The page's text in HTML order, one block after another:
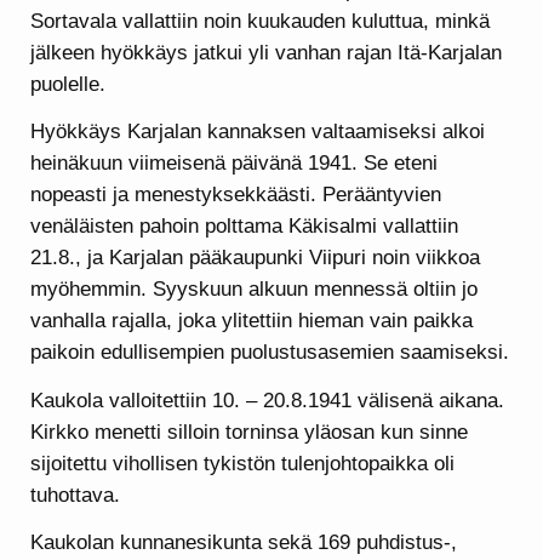
Sortavala vallattiin noin kuukauden kuluttua, minkä
jälkeen hyökkäys jatkui yli vanhan rajan Itä-Karjalan
puolelle.
Hyökkäys Karjalan kannaksen valtaamiseksi alkoi
heinäkuun viimeisenä päivänä 1941. Se eteni
nopeasti ja menestyksekkäästi. Perääntyvien
venäläisten pahoin polttama Käkisalmi vallattiin
21.8., ja Karjalan pääkaupunki Viipuri noin viikkoa
myöhemmin. Syyskuun alkuun mennessä oltiin jo
vanhalla rajalla, joka ylitettiin hieman vain paikka
paikoin edullisempien puolustusasemien saamiseksi.
Kaukola valloitettiin 10. – 20.8.1941 välisenä aikana.
Kirkko menetti silloin torninsa yläosan kun sinne
sijoitettu vihollisen tykistön tulenjohtopaikka oli
tuhottava.
Kaukolan kunnanesikunta sekä 169 puhdistus-,